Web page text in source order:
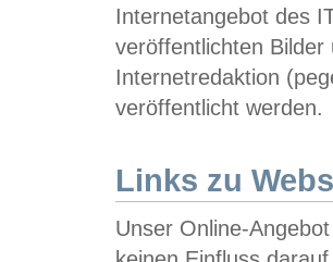
Internetangebot des
veröffentlichten
Internetredaktion
veröffentlicht werden.
Links zu
Unser Online-